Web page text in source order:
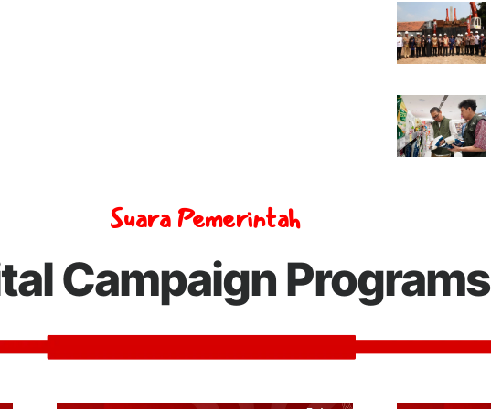
Suara Pemerintah
Campaign Programs